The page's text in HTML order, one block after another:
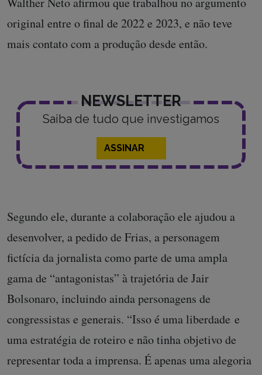
original entre o final de 2022 e 2023, e não teve
mais contato com a produção desde então.
NEWSLETTER
Saiba de tudo que investigamos
ASSINAR
Segundo ele, durante a colaboração ele ajudou a
desenvolver, a pedido de Frias, a personagem
fictícia da jornalista como parte de uma ampla
gama de “antagonistas” à trajetória de Jair
Bolsonaro, incluindo ainda personagens de
congressistas e generais. “Isso é uma liberdade e
uma estratégia de roteiro e não tinha objetivo de
representar toda a imprensa. É apenas uma alegoria